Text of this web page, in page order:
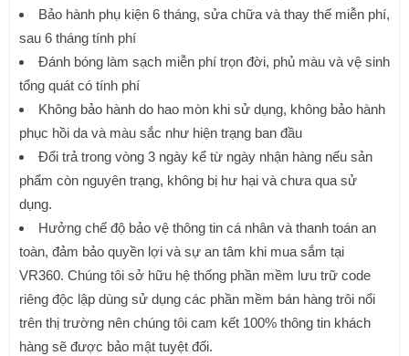
Bảo hành phụ kiện 6 tháng, sửa chữa và thay thế miễn phí,
sau 6 tháng tính phí
Đánh bóng làm sạch miễn phí trọn đời, phủ màu và vệ sinh
tổng quát có tính phí
Không bảo hành do hao mòn khi sử dụng, không bảo hành
phục hồi da và màu sắc như hiện trạng ban đầu
Đổi trả trong vòng 3 ngày kể từ ngày nhận hàng nếu sản
phẩm còn nguyên trạng, không bị hư hại và chưa qua sử
dụng.
Hưởng chế độ bảo vệ thông tin cá nhân và thanh toán an
toàn, đảm bảo quyền lợi và sự an tâm khi mua sắm tại
VR360. Chúng tôi sở hữu hệ thống phần mềm lưu trữ code
riêng độc lập dùng sử dụng các phần mềm bán hàng trôi nổi
trên thị trường nên chúng tôi cam kết 100% thông tin khách
hàng sẽ được bảo mật tuyệt đối.